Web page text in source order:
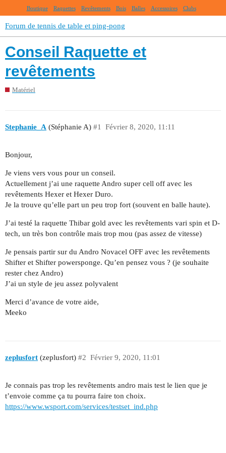
Boutique Raquettes Revêtements Bois Balles Accessoires Clubs
Forum de tennis de table et ping-pong
Conseil Raquette et
revêtements
Matériel
Stephanie_A (Stéphanie A) Février 8, 2020, 11:11
#1
Bonjour,
Je viens vers vous pour un conseil.
Actuellement j’ai une raquette Andro super cell off avec les
revêtements Hexer et Hexer Duro.
Je la trouve qu’elle part un peu trop fort (souvent en balle haute).
J’ai testé la raquette Thibar gold avec les revêtements vari spin et D-
tech, un très bon contrôle mais trop mou (pas assez de vitesse)
Je pensais partir sur du Andro Novacel OFF avec les revêtements
Shifter et Shifter powersponge. Qu’en pensez vous ? (je souhaite
rester chez Andro)
J’ai un style de jeu assez polyvalent
Merci d’avance de votre aide,
Meeko
zeplusfort (zeplusfort) Février 9, 2020, 11:01
#2
Je connais pas trop les revêtements andro mais test le lien que je
t’envoie comme ça tu pourra faire ton choix.
https://www.wsport.com/services/testset_ind.php